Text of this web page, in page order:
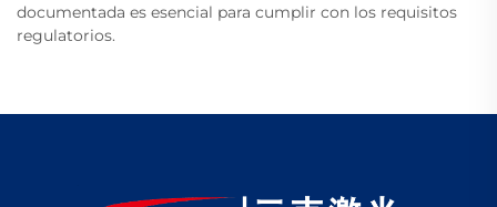
documentada es esencial para cumplir con los requisitos
regulatorios.